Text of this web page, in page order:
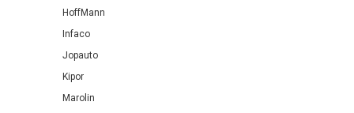
HoffMann
Infaco
Jopauto
Kipor
Marolin